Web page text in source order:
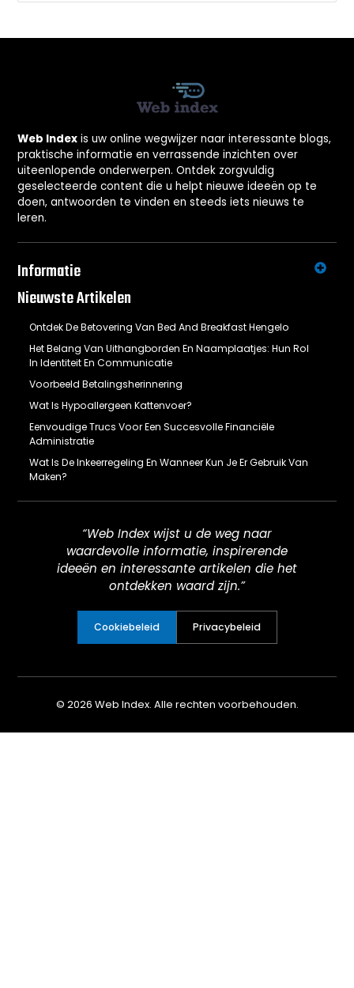
Web Index is uw online wegwijzer naar interessante blogs,
praktische informatie en verrassende inzichten over
uiteenlopende onderwerpen. Ontdek zorgvuldig
geselecteerde content die u helpt nieuwe ideeën op te
doen, antwoorden te vinden en steeds iets nieuws te
leren.
Informatie
Nieuwste Artikelen
Ontdek De Betovering Van Bed And Breakfast Hengelo
Het Belang Van Uithangborden En Naamplaatjes: Hun Rol
In Identiteit En Communicatie
Voorbeeld Betalingsherinnering
Wat Is Hypoallergeen Kattenvoer?
Eenvoudige Trucs Voor Een Succesvolle Financiële
Administratie
Wat Is De Inkeerregeling En Wanneer Kun Je Er Gebruik Van
Maken?
“Web Index wijst u de weg naar
waardevolle informatie, inspirerende
ideeën en interessante artikelen die het
ontdekken waard zijn.”
Cookiebeleid Privacybeleid
© 2026 Web Index. Alle rechten voorbehouden.